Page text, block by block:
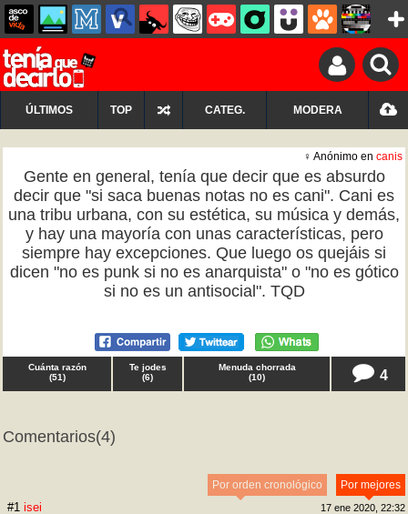
ÚLTIMOS TOP CATEG. MODERA
♀ Anónimo en canis
Gente en general, tenía que decir que es absurdo
decir que "si saca buenas notas no es cani". Cani es
una tribu urbana, con su estética, su música y demás,
y hay una mayoría con unas características, pero
siempre hay excepciones. Que luego os quejáis si
dicen "no es punk si no es anarquista" o "no es gótico
si no es un antisocial". TQD
Cuánta razón
(51)
Te jodes
(6)
Menuda chorrada
(10) 4
Comentarios(4)
Por mejores
Por orden cronológico
#1 isei 17 ene 2020, 22:32